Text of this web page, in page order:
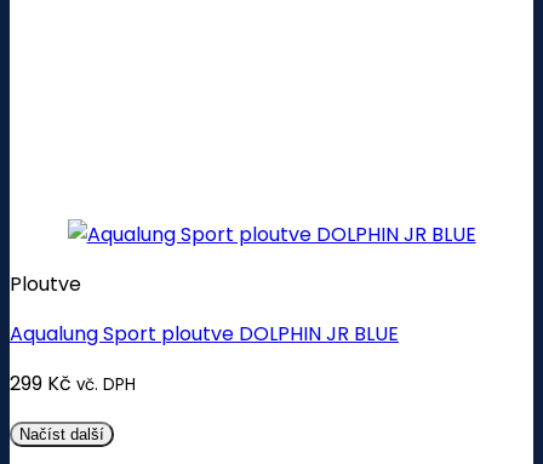
Ploutve
Aqualung Sport ploutve DOLPHIN JR BLUE
299 Kč vč. DPH
Načíst další